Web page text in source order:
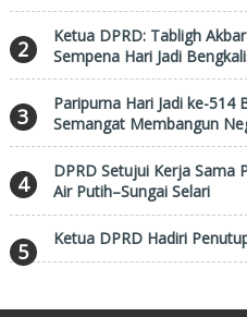
2
Ketua DPRD: Tabligh
Sempena Hari Jadi
3
Paripurna Hari Jadi ke-514
Semangat Membangun
4
DPRD Setujui Kerja Sama
Air Putih–Sungai Selari
5
Ketua DPRD Hadiri